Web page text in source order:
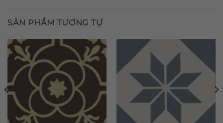
SẢN PHẨM TƯƠNG TỰ